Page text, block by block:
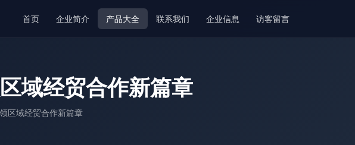
首页 企业简介 产品大全 联系我们 企业信息 访客留言
域经贸合作新篇章
区域经贸合作新篇章